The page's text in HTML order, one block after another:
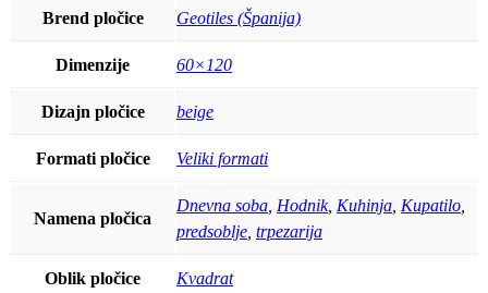
Brend pločice Geotiles (Španija)
Dimenzije 60×120
Dizajn pločice beige
Formati pločice Veliki formati
Namena pločica
Dnevna soba Hodnik, Kuhinja Kupatilo
predsoblje trpezarija
Oblik pločice Kvadrat